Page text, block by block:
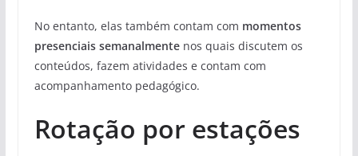
No entanto, elas também contam com momentos
presenciais semanalmentenos quais discutem os
conteúdos, fazem atividades e contam com
acompanhamento pedagógico.
Rotação por estações